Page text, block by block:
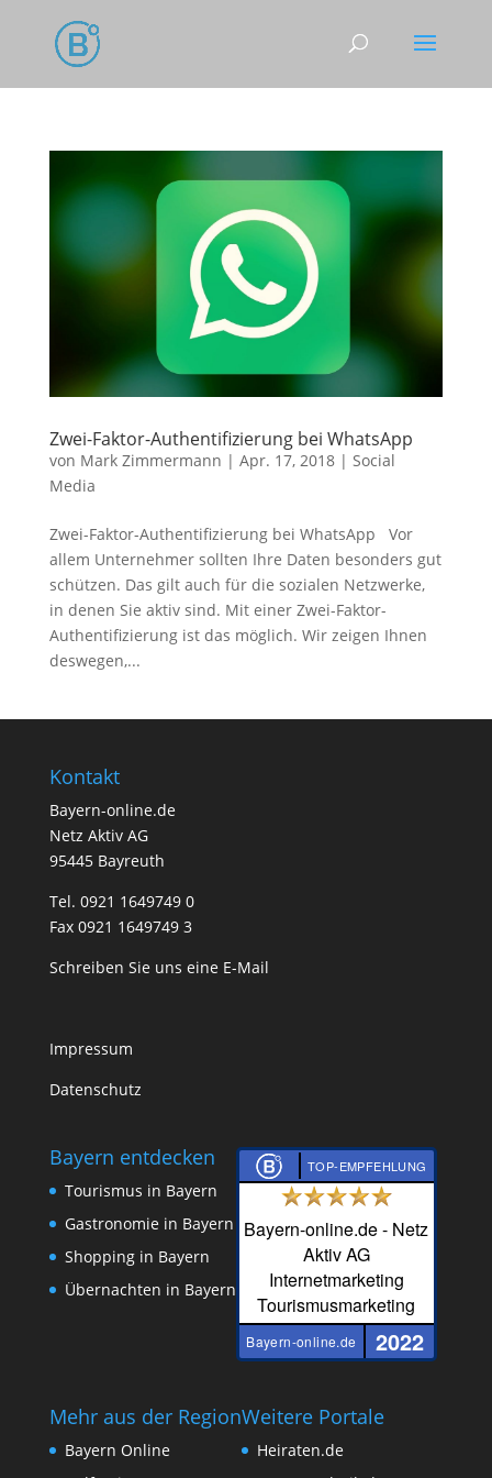
Zwei-Faktor-Authentifizierung bei WhatsApp
von Mark Zimmermann | Apr. 17, 2018| Social
Media
Zwei-Faktor-Authentifizierung bei WhatsApp Vor
allem Unternehmer sollten Ihre Daten besonders gut
schützen. Das gilt auch für die sozialen Netzwerke,
in denen Sie aktiv sind. Mit einer Zwei-Faktor-
Authentifizierung ist das möglich. Wir zeigen Ihnen
deswegen,...
Kontakt
Bayern-online.de
Netz Aktiv AG
95445 Bayreuth
Tel. 0921 1649749 0
Fax 0921 1649749 3
Schreiben Sie uns eine E-Mail
Impressum
Datenschutz
Bayern entdecken
Tourismus in Bayern
Gastronomie in Bayern
Shopping in Bayern
Übernachten in Bayern
TOP-EMPFEHLUNG
Bayern-online.de - Netz
Aktiv AG
Internetmarketing
Tourismusmarketing
Bayern-online.de 2022
Mehr aus der Region
Bayern Online
Weitere Portale
Heiraten.de